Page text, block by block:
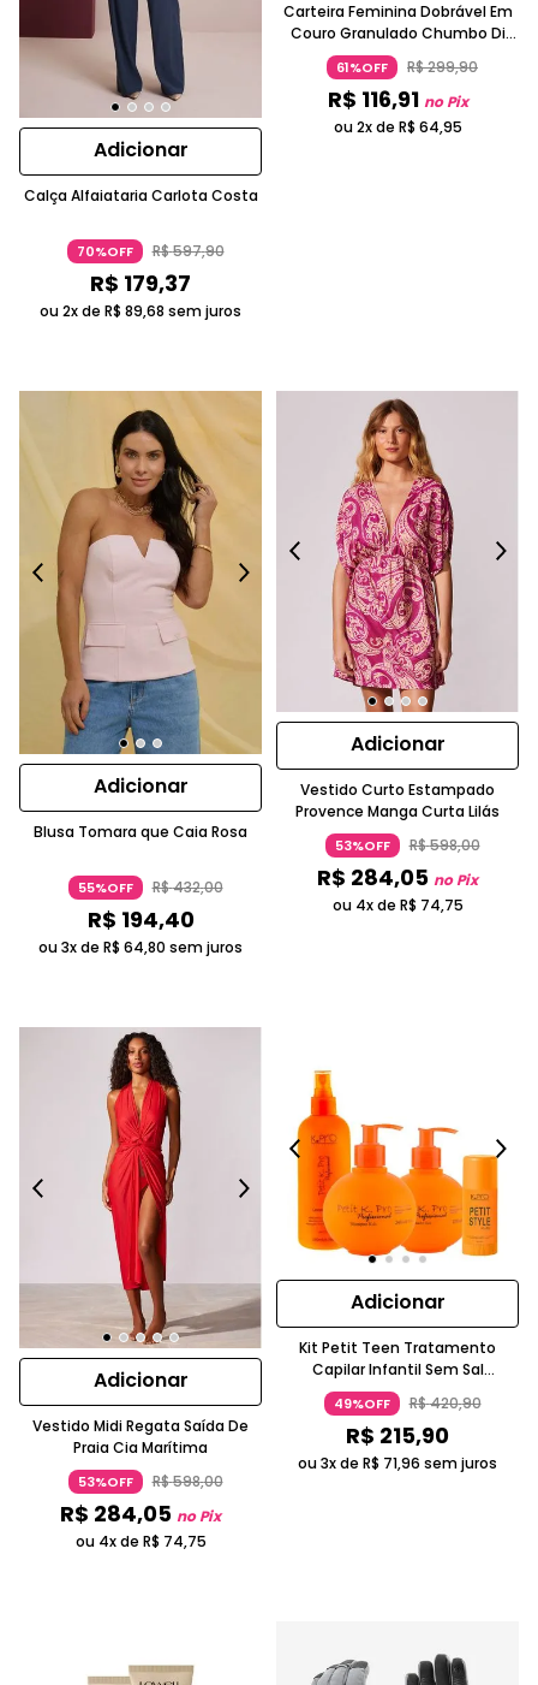
Adicionar
Calça Alfaiataria Carlota Costa
70%OFF R$597,90
R$ 179,37
ou 2x de R$ 89,68 sem juros
Carteira Feminina Dobrável Em
Couro Granulado Chumbo Di
Marly´s
61%OFF R$299,90
R$ 116,91 no Pix
ou 2x de R$ 64,95
Adicionar
Blusa Tomara que Caia Rosa
55%OFF R$432,00
R$ 194,40
ou 3x de R$ 64,80 sem juros
Adicionar
Vestido Curto Estampado
Provence Manga Curta Lilás
53%OFF R$598,00
R$ 284,05 no Pix
ou 4x de R$ 74,75
Adicionar
Vestido Midi Regata Saída De
Praia Cia Marítima
53%OFF R$598,00
R$ 284,05 no Pix
ou 4x de R$ 74,75
Adicionar
Kit Petit Teen Tratamento
Capilar Infantil Sem Sal
Hidratação Para Cabelos Lisos
Laranja K.PRO PROFISSIONAL
49%OFF R$420,90
R$ 215,90
ou 3x de R$ 71,96 sem juros